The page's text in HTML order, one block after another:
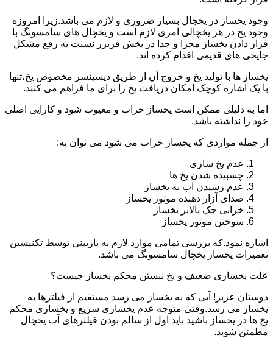
وجود یخساز در یخچال بسیار ضروری و لازم می باشد.زیرا امروزه
وجود یخ در هر یخچالی امری لازم است و یخچال های سامسونگ با
قرار دادن یخساز مجزا و جدا در بخش فریزر نسبت به رفع مشکل
جایخی های قدیمی اقدام کرده اند.
یخساز ها با تولید یخ و خروج آن از طریق دیسپنسر مخصوص یخ،تنها
با یک اشاره کوچک امکان دریافت یخ را برای ما فراهم می کنند.
اما به دلیلی ممکن است یخساز خراب و معیوب شود و کارایی اصلی
خود را نداشته باشد.
از جمله مواردی که یخساز خراب می شود می توان به:
عدم یخ سازی
چسبیده شدن یخ ها
عدم رسیدن آب به یخساز
صدای آزار دهنده موتور یخساز
خرابی جک بالابر یخساز
سوختن موتور یخساز
اشاره نمود.که بررسی تمامی موارد لازم به بازبینی توسط تکنیسین
تعمیرات یخساز یخچال سامسونگ می باشد.
علت یخسازی ضعیف و یخ نبستن محکم یخساز چیست؟
دوستان عزیز! آبی که به یخساز می رسد مستقیم از فیلترها به
یخساز می رسد.وقتی متوجه عدم یخسازی سریع و یخسازی محکم
یخ ها در یخساز باشید باید اول از سالم بودن فیلترهای آب یخچال
مطمئن شوید.